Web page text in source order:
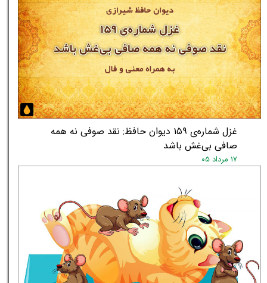
غزل شماره‌ی ۱۵۹ دیوان حافظ: نقد صوفی نه همه
صافی بی‌غش باشد
۱۷ مرداد ۰۵